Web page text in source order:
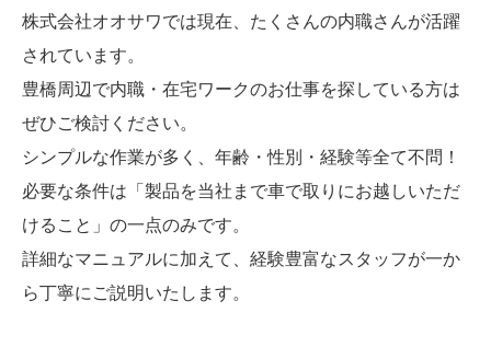
株式会社オオサワでは現在、たくさんの内職さんが活躍
されています。
豊橋周辺で内職・在宅ワークのお仕事を探している方は
ぜひご検討ください。
シンプルな作業が多く、年齢・性別・経験等全て不問！
必要な条件は「製品を当社まで車で取りにお越しいただ
けること」の一点のみです。
詳細なマニュアルに加えて、経験豊富なスタッフが一か
ら丁寧にご説明いたします。